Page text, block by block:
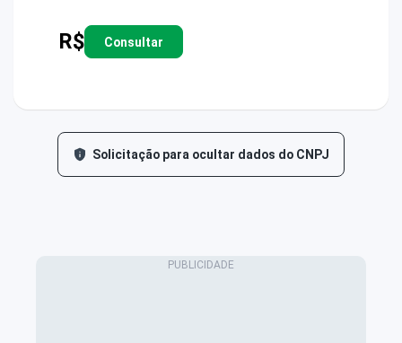
R$ Consultar
Solicitação para ocultar dados do CNPJ